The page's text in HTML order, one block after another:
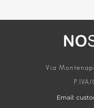
Via
Email: